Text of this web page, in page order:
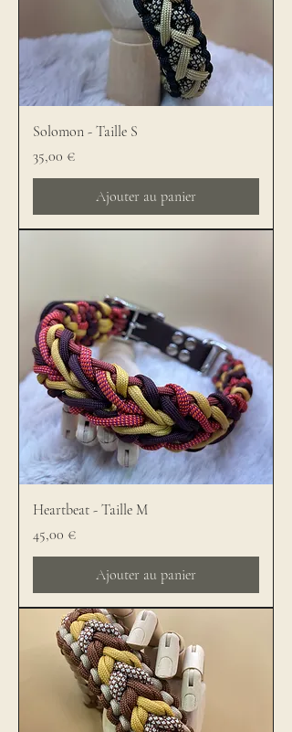
Solomon - Taille S
Prix
35,00 €
Ajouter au panier
Heartbeat - Taille M
Prix
45,00 €
Ajouter au panier